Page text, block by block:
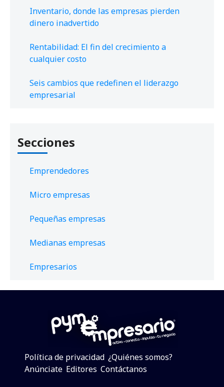
Inventario, donde las empresas pierden
dinero inadvertido
Rentabilidad: El fin del crecimiento a
cualquier costo
Seis cambios que redefinen el liderazgo
empresarial
Secciones
Emprendedores
Micro empresas
Pequeñas empresas
Medianas empresas
Empresarios
Política de privacidad ¿Quiénes somos?
Anúnciate Editores Contáctanos